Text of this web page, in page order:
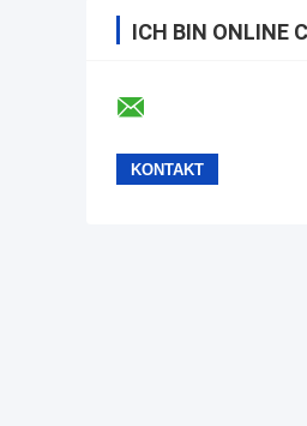
ICH BIN ONLINE